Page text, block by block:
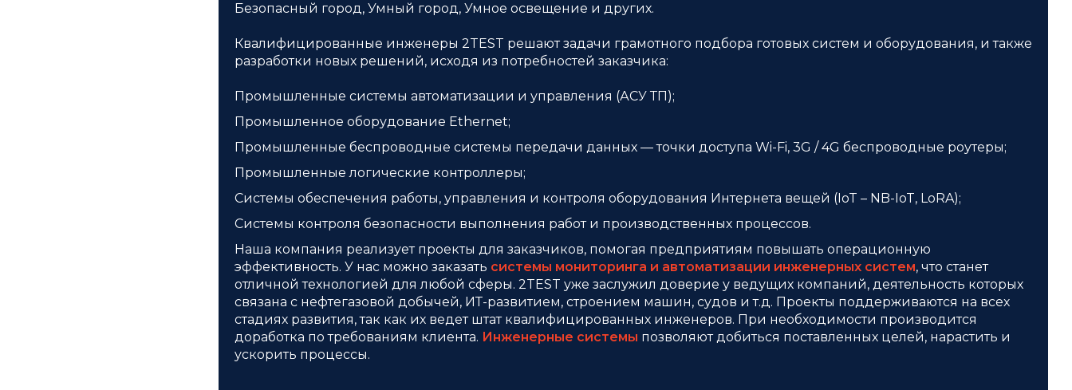
Безопасный город, Умный город, Умное освещение и других.
Квалифицированные инженеры 2TEST решают задачи грамотного подбора готовых систем и оборудования, и также
разработки новых решений, исходя из потребностей заказчика:
Промышленные системы автоматизации и управления (АСУ ТП);
Промышленное оборудование Ethernet;
Промышленные беспроводные системы передачи данных — точки доступа Wi-Fi, 3G / 4G беспроводные роутеры;
Промышленные логические контроллеры;
Системы обеспечения работы, управления и контроля оборудования Интернета вещей (IoT – NB-IoT, LoRA);
Системы контроля безопасности выполнения работ и производственных процессов.
Наша компания реализует проекты для заказчиков, помогая предприятиям повышать операционную
эффективность. У нас можно заказать системы мониторинга и автоматизации инженерных систем, что станет
отличной технологией для любой сферы. 2TEST уже заслужил доверие у ведущих компаний, деятельность которых
связана с нефтегазовой добычей, ИТ-развитием, строением машин, судов и т.д. Проекты поддерживаются на всех
стадиях развития, так как их ведет штат квалифицированных инженеров. При необходимости производится
доработка по требованиям клиента. Инженерные системы позволяют добиться поставленных целей, нарастить и
ускорить процессы.